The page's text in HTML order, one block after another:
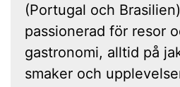
(Portugal och
passionerad för resor
gastronomi, alltid på
smaker och